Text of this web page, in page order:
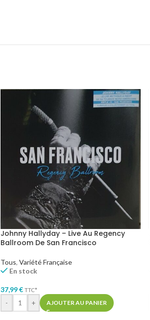
Johnny Hallyday – Live Au Regency
Ballroom De San Francisco
Tous, Variété Française
En stock
37,99€ TTC*
- + AJOUTER AU PANIER